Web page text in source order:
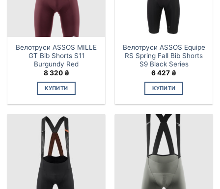
на
сторінці
товару
на
сторінці
товару
Велотруси ASSOS MILLE
GT Bib Shorts S11
Burgundy Red
8 320 ₴
КУПИТИ
має
кілька
варіантів.
Параметри
можна
вибрати
на
Велотруси ASSOS Equipe
RS Spring Fall Bib Shorts
S9 Black Series
6 427 ₴
КУПИТИ
має
кілька
варіантів.
Параметри
можна
вибрати
на